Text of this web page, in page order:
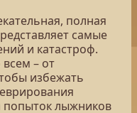
полная
самые
и катастроф.
– от
избежать
попыток лыжников